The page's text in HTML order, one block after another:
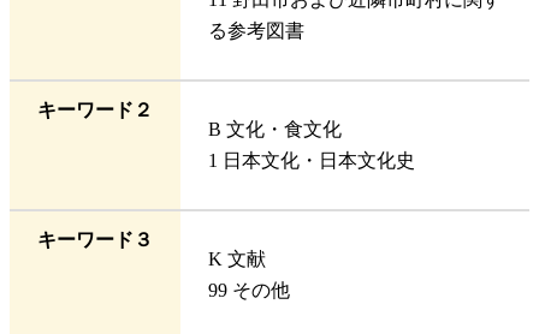
る参考図書
キーワード２
B 文化・食文化
1 日本文化・日本文化史
キーワード３
K 文献
99 その他